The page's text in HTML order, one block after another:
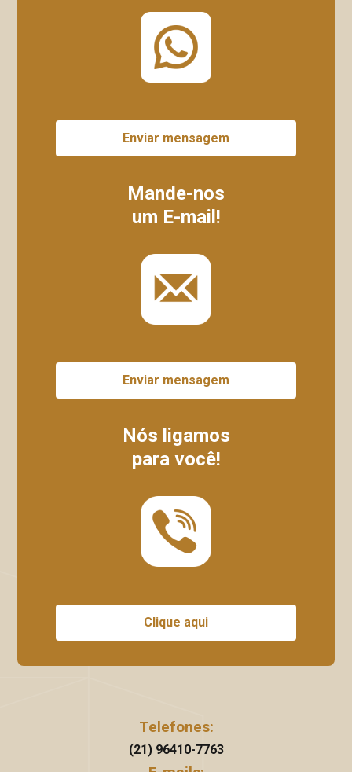
Enviar mensagem
Mande-nos
um E-mail!
Enviar mensagem
Nós ligamos
para você!
Clique aqui
Telefones:
(21) 96410-7763